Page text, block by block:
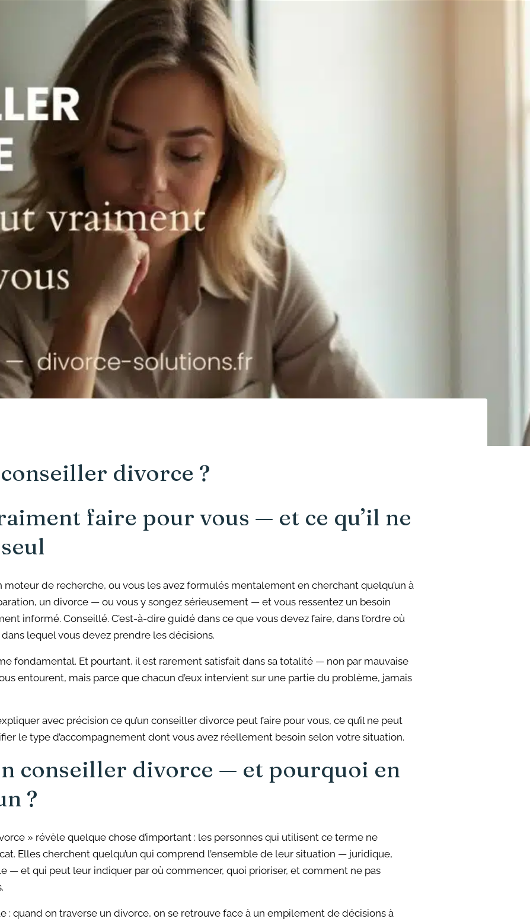
divorce ?
faire pour vous — et ce qu’il ne
moteur de recherche, ou vous les avez formulés mentalement en cherchant quelqu’un à
un divorce — ou vous y songez sérieusement — et vous ressentez un besoin
informé. Conseillé. C’est-à-dire guidé dans ce que vous devez faire, dans l’ordre où
lequel vous devez prendre les décisions.
fondamental. Et pourtant, il est rarement satisfait dans sa totalité — non par mauvaise
entourent, mais parce que chacun d’eux intervient sur une partie du problème, jamais
avec précision ce qu’un conseiller divorce peut faire pour vous, ce qu’il ne peut
le type d’accompagnement dont vous avez réellement besoin selon votre situation.
conseiller divorce — et pourquoi en
?
» révèle quelque chose d’important : les personnes qui utilisent ce terme ne
Elles cherchent quelqu’un qui comprend l’ensemble de leur situation — juridique,
— et qui peut leur indiquer par où commencer, quoi prioriser, et comment ne pas
: quand on traverse un divorce, on se retrouve face à un empilement de décisions à